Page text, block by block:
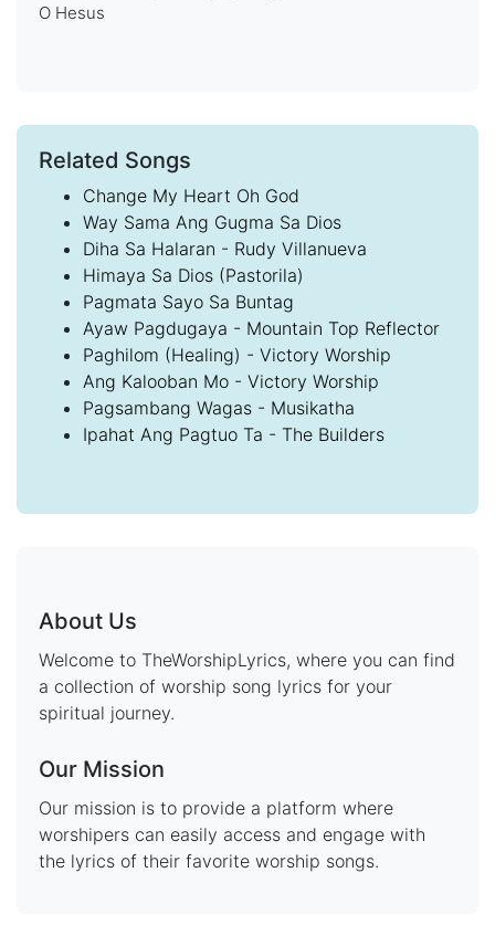
O Hesus
Related Songs
Change My Heart Oh God
Way Sama Ang Gugma Sa Dios
Diha Sa Halaran - Rudy Villanueva
Himaya Sa Dios (Pastorila)
Pagmata Sayo Sa Buntag
Ayaw Pagdugaya - Mountain Top Reflector
Paghilom (Healing) - Victory Worship
Ang Kalooban Mo - Victory Worship
Pagsambang Wagas - Musikatha
Ipahat Ang Pagtuo Ta - The Builders
About Us
Welcome to TheWorshipLyrics, where you can find
a collection of worship song lyrics for your
spiritual journey.
Our Mission
Our mission is to provide a platform where
worshipers can easily access and engage with
the lyrics of their favorite worship songs.